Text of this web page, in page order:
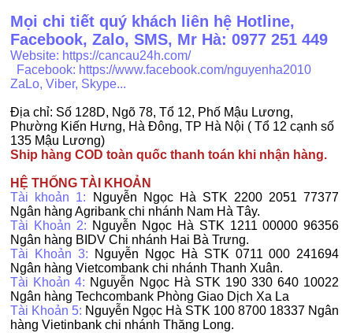
Mọi chi tiết quý khách liên hệ Hotline,
Facebook, Zalo, SMS, Mr Hà: 0977 251 449
Website: https://cancau24h.com/
Facebook: https://www.facebook.com/nguyenha2010
ZaLo, Viber, Skype...
Địa chỉ: Số 128D, Ngõ 78, Tổ 12, Phố Mậu Lương,
Phường Kiến Hưng, Hà Đông, TP Hà Nội ( Tổ 12 cạnh số
135 Mậu Lương)
Ship hàng COD toàn quốc thanh toán khi nhận hàng.
HỆ THỐNG TÀI KHOẢN
Tài khoản 1: Nguyễn Ngọc Hà STK 2200 2051 77377
Ngân hàng Agribank chi nhánh Nam Hà Tây.
Tài Khoản 2: Nguyễn Ngọc Hà STK 1211 00000 96356
Ngân hàng BIDV Chi nhánh Hai Bà Trưng.
Tài Khoản 3: Nguyễn Ngọc Hà STK 0711 000 241694
Ngân hàng Vietcombank chi nhánh Thanh Xuân.
Tài Khoản 4: Nguyễn Ngọc Hà STK 190 330 640 10022
Ngân hàng Techcombank Phòng Giao Dịch Xa La
Tài Khoản 5: Nguyễn Ngọc Hà STK 100 8700 18337 Ngân
hàng Vietinbank chi nhánh Thăng Long.